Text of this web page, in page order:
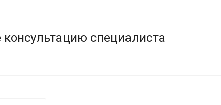
консультацию специалиста